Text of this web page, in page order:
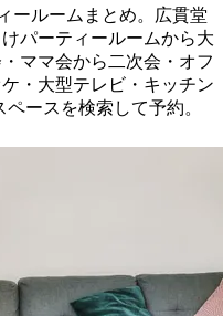
ールームまとめ。広貫堂
パーティールームから大
ママ会から二次会・オフ
・大型テレビ・キッチン
ースを検索して予約。